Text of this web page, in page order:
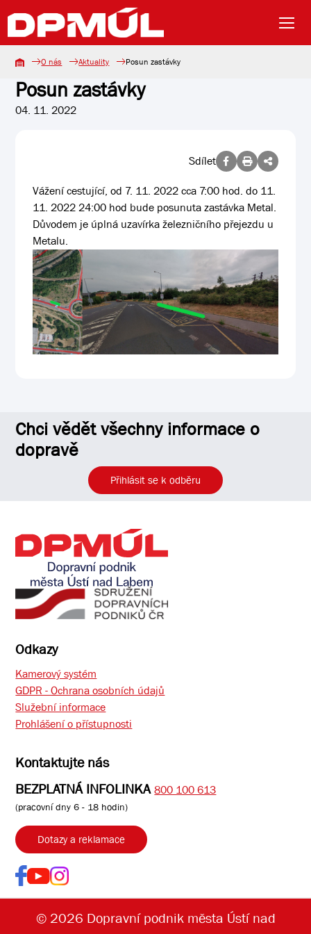
O nás Aktuality Posun zastávky
Posun zastávky
04. 11. 2022
Sdílet
Vážení cestující, od 7. 11. 2022 cca 7:00 hod. do 11.
11. 2022 24:00 hod bude posunuta zastávka Metal.
Důvodem je úplná uzavírka železničního přejezdu u
Metalu.
Chci vědět všechny informace o
dopravě
Přihlásit se k odběru
Odkazy
Kamerový systém
GDPR - Ochrana osobních údajů
Služební informace
Prohlášení o přístupnosti
Kontaktujte nás
BEZPLATNÁ INFOLINKA 800 100 613
(pracovní dny 6 - 18 hodin)
Dotazy a reklamace
© 2026 Dopravní podnik města Ústí nad